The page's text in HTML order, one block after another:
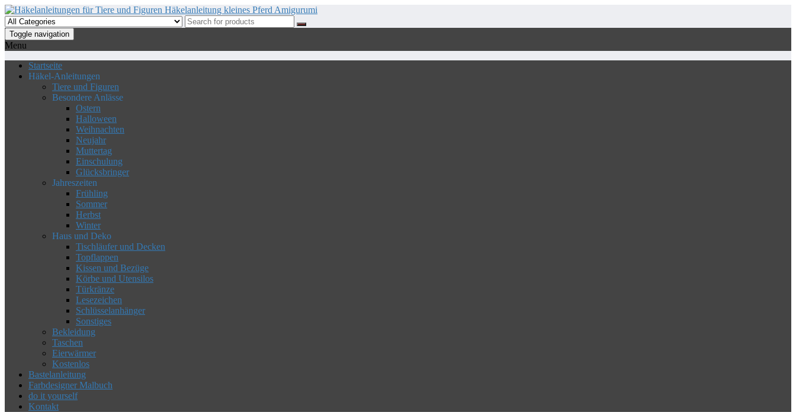
Skip
to
the
content
Toggle navigation
Menu
Startseite
Häkel-Anleitungen
Tiere und Figuren
Besondere Anlässe
Ostern
Halloween
Weihnachten
Neujahr
Muttertag
Einschulung
Glücksbringer
Jahreszeiten
Frühling
Sommer
Herbst
Winter
Haus und Deko
Tischläufer und Decken
Topflappen
Kissen und Bezüge
Körbe und Utensilos
Türkränze
Lesezeichen
Schlüsselanhänger
Sonstiges
Bekleidung
Taschen
Eierwärmer
Kostenlos
Bastelanleitung
Farbdesigner Malbuch
do it yourself
Kontakt